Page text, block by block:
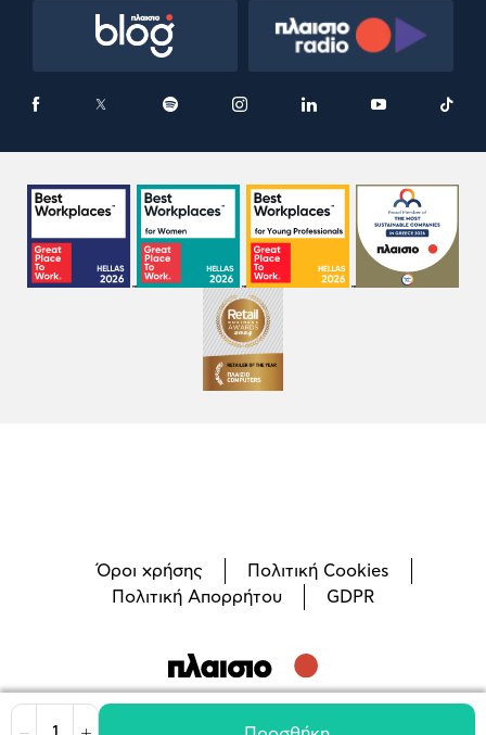
Όροι χρήσης
Πολιτική Cookies
Πολιτική Απορρήτου
GDPR